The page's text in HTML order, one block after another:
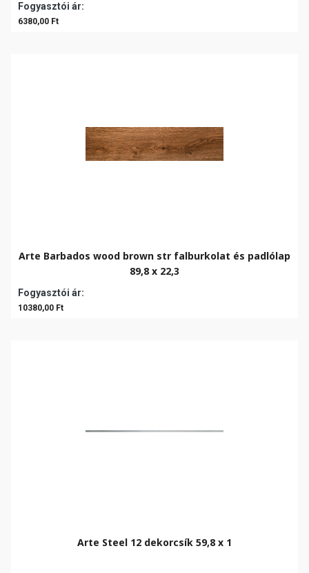
Fogyasztói ár:
6380,00 Ft
Arte Barbados wood brown str falburkolat és padlólap
89,8 x 22,3
Fogyasztói ár:
10380,00 Ft
Arte Steel 12 dekorcsík 59,8 x 1